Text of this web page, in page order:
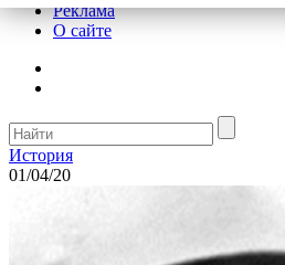
Реклама
О сайте
История
01/04/20